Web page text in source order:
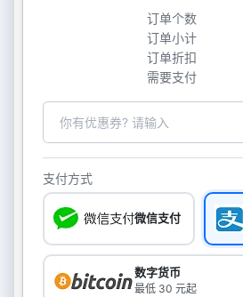
订单个数
订单小计
订单折扣
需要支付
支付方式
微信支付
数字货币
最低 30 元起